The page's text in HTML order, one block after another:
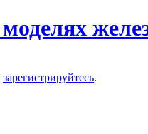
зарегистрируйтесь.